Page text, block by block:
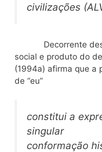
civilizações
Decorrente
social e produto do
(1994a) afirma que a
de “eu”
constitui a
singular
conformação